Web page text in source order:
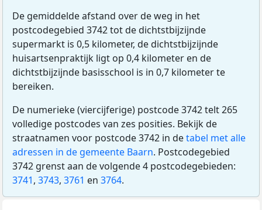
De gemiddelde afstand over de weg in het
postcodegebied 3742 tot de dichtstbijzijnde
supermarkt is 0,5 kilometer, de dichtstbijzijnde
huisartsenpraktijk ligt op 0,4 kilometer en de
dichtstbijzijnde basisschool is in 0,7 kilometer te
bereiken.
De numerieke (viercijferige) postcode 3742 telt 265
volledige postcodes van zes posities. Bekijk de
straatnamen voor postcode 3742 in detabel met alle
adressen in de gemeente Baarn. Postcodegebied
3742 grenst aan de volgende 4 postcodegebieden:
3741, 3743, 3761 en 3764.